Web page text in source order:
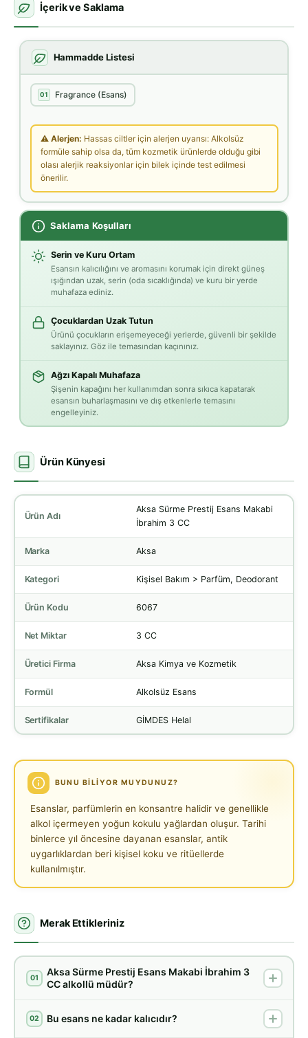
İçerik ve Saklama
Hammadde Listesi
01 Fragrance (Esans)
⚠ Alerjen: Hassas ciltler için alerjen uyarısı: Alkolsüz
formüle sahip olsa da, tüm kozmetik ürünlerde olduğu gibi
olası alerjik reaksiyonlar için bilek içinde test edilmesi
önerilir.
Saklama Koşulları
Serin ve Kuru Ortam
Esansın kalıcılığını ve aromasını korumak için direkt güneş
ışığından uzak, serin (oda sıcaklığında) ve kuru bir yerde
muhafaza ediniz.
Çocuklardan Uzak Tutun
Ürünü çocukların erişemeyeceği yerlerde, güvenli bir şekilde
saklayınız. Göz ile temasından kaçınınız.
Ağzı Kapalı Muhafaza
Şişenin kapağını her kullanımdan sonra sıkıca kapatarak
esansın buharlaşmasını ve dış etkenlerle temasını
engelleyiniz.
Ürün Künyesi
Ürün Adı
Aksa Sürme Prestij Esans Makabi
İbrahim 3 CC
Marka Aksa
Kategori Kişisel Bakım > Parfüm, Deodorant
Ürün Kodu 6067
Net Miktar 3 CC
Üretici Firma Aksa Kimya ve Kozmetik
Formül Alkolsüz Esans
Sertifikalar GİMDES Helal
BUNU BILIYOR MUYDUNUZ?
Esanslar, parfümlerin en konsantre halidir ve genellikle
alkol içermeyen yoğun kokulu yağlardan oluşur. Tarihi
binlerce yıl öncesine dayanan esanslar, antik
uygarlıklardan beri kişisel koku ve ritüellerde
kullanılmıştır.
Merak Ettikleriniz
01
Aksa Sürme Prestij Esans Makabi İbrahim 3
CC alkollü müdür?
02 Bu esans ne kadar kalıcıdır?